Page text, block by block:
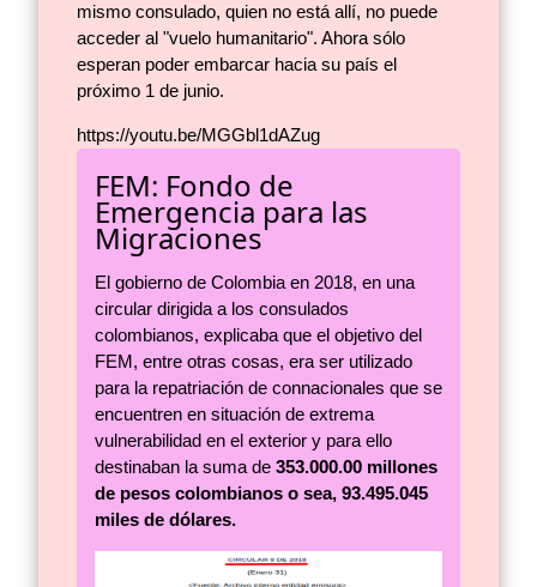
mismo consulado, quien no está allí, no puede
acceder al "vuelo humanitario". Ahora sólo
esperan poder embarcar hacia su país el
próximo 1 de junio.
https://youtu.be/MGGbl1dAZug
FEM: Fondo de
Emergencia para las
Migraciones
El gobierno de Colombia en 2018, en una
circular dirigida a los consulados
colombianos, explicaba que el objetivo del
FEM, entre otras cosas, era ser utilizado
para la repatriación de connacionales que se
encuentren en situación de extrema
vulnerabilidad en el exterior y para ello
destinaban la suma de 353.000.00 millones
de pesos colombianos o sea, 93.495.045
miles de dólares.